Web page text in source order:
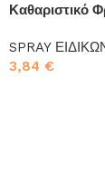
Καθαριστικό
SPRAY
3,84 €